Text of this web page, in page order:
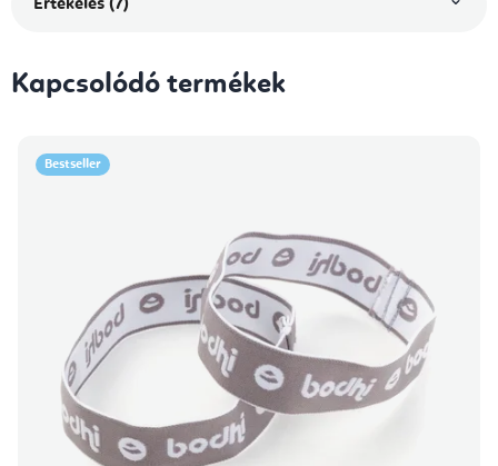
Értékelés (7)
Kapcsolódó termékek
Bestseller